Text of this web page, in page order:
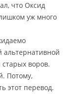
что Оксид
уж много
альтернативной
старых воров.
Потому,
этот перевод.